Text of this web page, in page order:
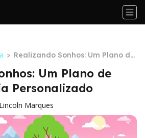
> Realizando Sonhos: Um Plano de
Aposentadoria Personalizado
Um Plano de
Personalizado
Lincoln Marques